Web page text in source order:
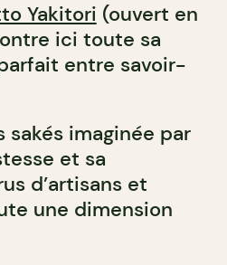
Yakitori (ouvert en
ici toute sa
entre savoir-
imaginée par
et sa
d’artisans et
une dimension